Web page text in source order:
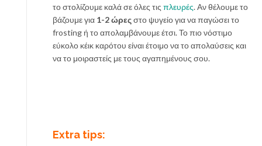
το στολίζουμε καλά σε όλες τις πλευρές. Αν θέλουμε το
βάζουμε για 1-2 ώρεςστο ψυγείο για να παγώσει το
frosting ή το απολαμβάνουμε έτσι. Το πιο νόστιμο
εύκολο κέικ καρότου είναι έτοιμο να το απολαύσεις και
να το μοιραστείς με τους αγαπημένους σου.
Extra tips: